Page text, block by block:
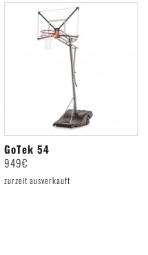
GoTek 54
949€
zurzeit ausverkauft